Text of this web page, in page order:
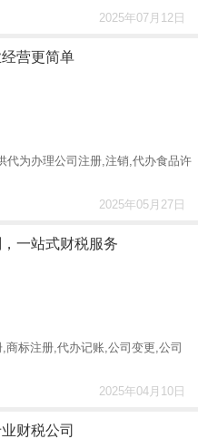
2025年07月12日
营更简单
代为办理公司注册,注销,代办食品许
2025年05月27日
一站式财税服务
标注册,代办记账,公司变更,公司
2025年04月10日
财税公司